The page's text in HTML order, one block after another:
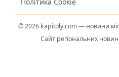
© 2026 kapitoly.com — новини
Сайт регіональних